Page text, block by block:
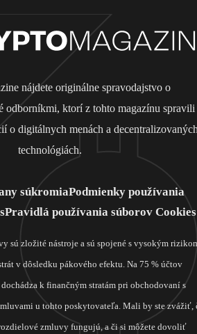
nájdete originálne spravodajstvo o
odborníkmi, ktorí z tohto magazínu spravili
o digitálnych menách a
technológiách.
súkromiaPodmienky používania
Pravidlá používania súborov Cookies
sú zložité nástroje a sú spojené s vysokým
v dôsledku pákového efektu. Na 75 % účtov
k finančným stratám pri obchodovaní s
u tohto poskytovateľa. Mali by ste zvážiť,
zmluvy fungujú, a či si môžete dovoliť